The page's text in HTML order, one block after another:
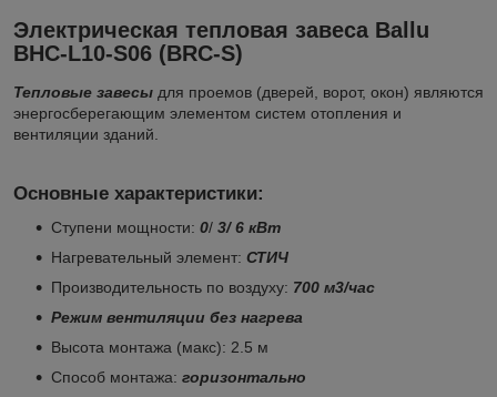
Электрическая тепловая завеса Ballu
BHC-L10-S06 (BRC-S)
Тепловые завесы для проемов (дверей, ворот, окон) являются
энергосберегающим элементом систем отопления и
вентиляции зданий.
Основные характеристики:
Ступени мощности: 0/ 3/ 6 кВт
Нагревательный элемент: СТИЧ
Производительность по воздуху: 700 м3/час
Режим вентиляции без нагрева
Высота монтажа (макс): 2.5 м
Способ монтажа: горизонтально